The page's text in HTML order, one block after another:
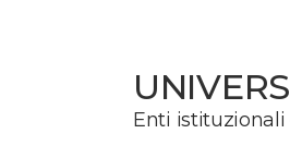
Enti istituzionali